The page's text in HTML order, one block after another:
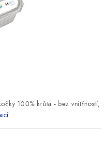
100% krůta - bez vnitřností,